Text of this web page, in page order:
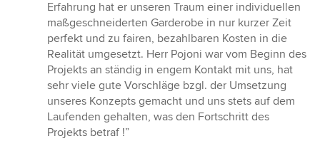
von
5
Sternen
Erfahrung hat er unseren Traum einer individuellen
maßgeschneiderten Garderobe in nur kurzer Zeit
perfekt und zu fairen, bezahlbaren Kosten in die
Realität umgesetzt. Herr Pojoni war vom Beginn des
Projekts an ständig in engem Kontakt mit uns, hat
sehr viele gute Vorschläge bzgl. der Umsetzung
unseres Konzepts gemacht und uns stets auf dem
Laufenden gehalten, was den Fortschritt des
Projekts betraf !”